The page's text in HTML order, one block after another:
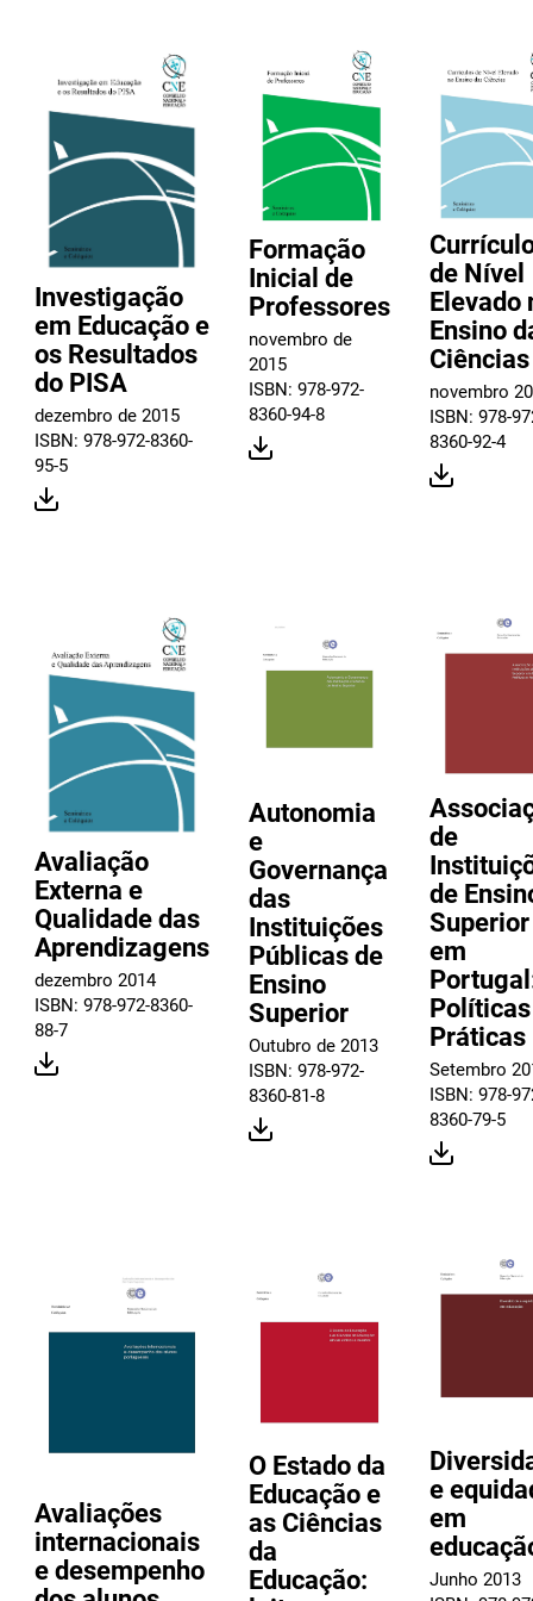
Investigação
em Educação e
os Resultados
do PISA
dezembro de 2015
ISBN: 978-972-8360-
95-5
Formação
Inicial de
Professores
novembro de
2015
ISBN: 978-972-
8360-94-8
de Nível
Elevado
Ensino
Ciências
novembro
ISBN: 978-
8360-92-4
Avaliação
Externa e
Qualidade das
Aprendizagens
dezembro 2014
ISBN: 978-972-8360-
88-7
Autonomia
e
Governança
das
Instituições
Públicas de
Ensino
Superior
Outubro de 2013
ISBN: 978-972-
8360-81-8
de
de
Superior
em
Práticas
Setembro
ISBN: 978-
8360-79-5
Avaliações
internacionais
e desempenho
O Estado da
Educação e
as Ciências
da
Educação:
e
em
Junho 2013